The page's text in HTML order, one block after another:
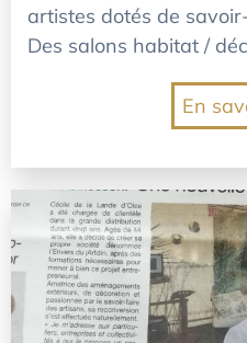
artistes dotés de
Des salons habitat /
En